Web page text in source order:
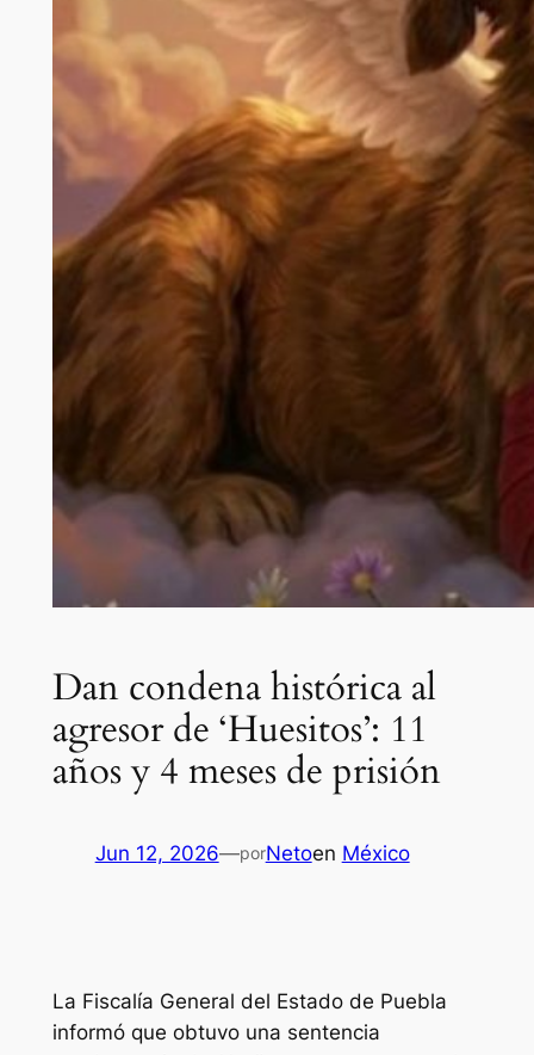
Dan condena histórica al
agresor de ‘Huesitos’: 11
años y 4 meses de prisión
Jun 12, 2026—porNetoen México
La Fiscalía General del Estado de Puebla
informó que obtuvo una sentencia